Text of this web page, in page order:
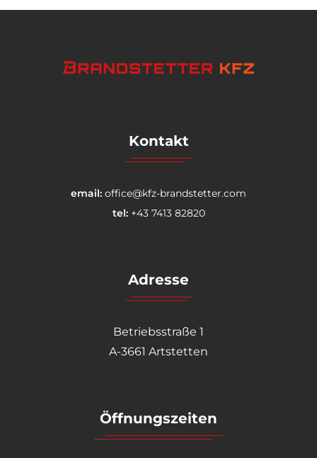
Kontakt
email: office@kfz-brandstetter.com
tel: +43 7413 82820
Adresse
Betriebsstraße 1
A-3661 Artstetten
Öffnungszeiten